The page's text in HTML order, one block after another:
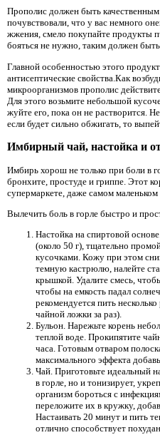
Прополис должен быть
почувствовали, что у вас немного
жжения, смело покупайте продукты
бояться не нужно, таким должен
Главной особенностью этого
антисептические свойства.Как
микроорганизмов прополис
Для этого возьмите небольшой
жуйте его, пока он не растворится.
если будет сильно обжигать, то
Имбирный чай, настойка и
Имбирь хорош не только при боли в
бронхите, простуде и гриппе. Этот
супермаркете, даже самом маленьком
Вылечить боль в горле быстро и
Настойка на спиртовой
(около 50 г), тщательно
кусочками. Кожу при этом
темную кастрюлю, налейте
крышкой. Удалите смесь,
чтобы на емкость падал
рекомендуется пить
чайной ложки за раз).
Бульон. Нарежьте корень
теплой воде. Прокипятите
часа. Готовым отваром
максимального эффекта
Чай. Приготовьте идеальный
в горле, но и тонизирует,
организм бороться с
переложите их в кружку,
Настаивать 20 минут и пить
отлично способствует